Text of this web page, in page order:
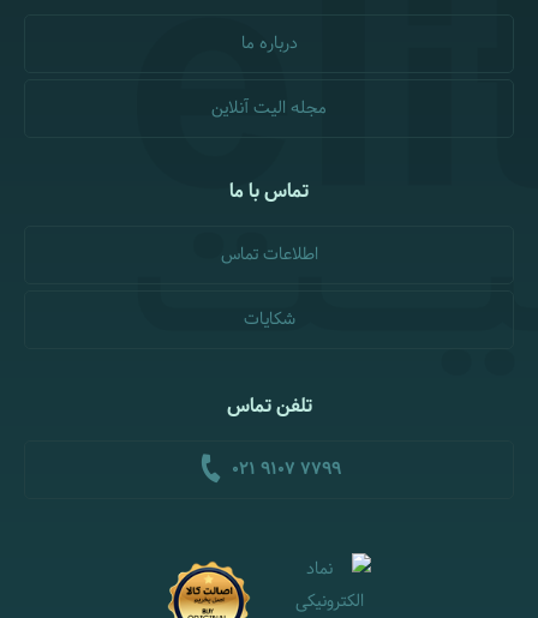
درباره ما
مجله الیت آنلاین
تماس با ما
اطلاعات تماس
شکایات
تلفن تماس
021 9107 7799